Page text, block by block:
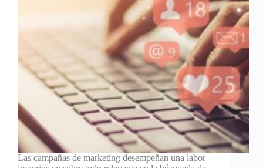
Las campañas de marketing desempeñan una labor